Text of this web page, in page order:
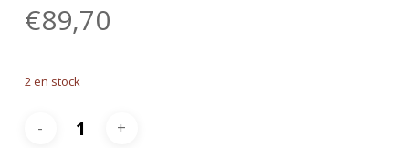
€89,70
2 en stock